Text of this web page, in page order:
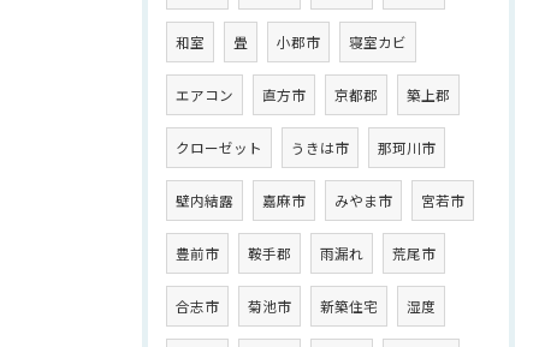
和室 畳 小郡市 寝室カビ
エアコン 直方市 京都郡 築上郡
クローゼット うきは市 那珂川市
壁内結露 嘉麻市 みやま市 宮若市
豊前市 鞍手郡 雨漏れ 荒尾市
合志市 菊池市 新築住宅 湿度